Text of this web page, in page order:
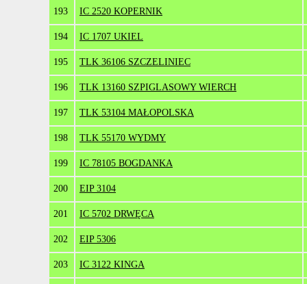
193 IC 2520 KOPERNIK
194 IC 1707 UKIEL
195 TLK 36106 SZCZELINIEC
196 TLK 13160 SZPIGLASOWY WIERCH
197 TLK 53104 MAŁOPOLSKA
198 TLK 55170 WYDMY
199 IC 78105 BOGDANKA
200 EIP 3104
201 IC 5702 DRWĘCA
202 EIP 5306
203 IC 3122 KINGA